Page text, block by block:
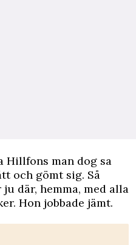
Hillfons man dog sa
och gömt sig. Så
där, hemma, med alla
Hon jobbade jämt.